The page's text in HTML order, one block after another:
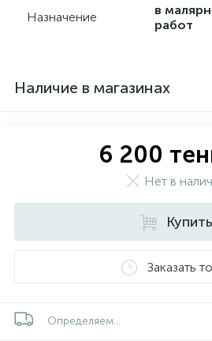
Назначение
в
работ
Наличие в магазинах
6 200
Нет в
Купить
Заказать
Определяем...